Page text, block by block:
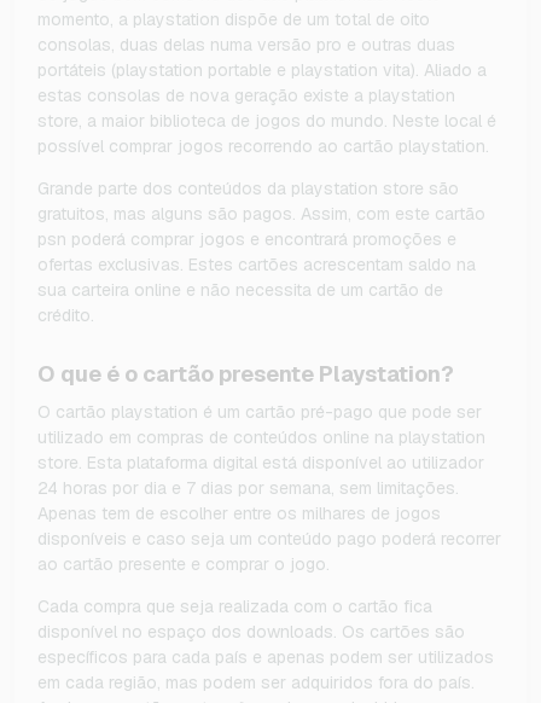
momento, a playstation dispõe de um total de oito
consolas, duas delas numa versão pro e outras duas
portáteis (playstation portable e playstation vita). Aliado a
estas consolas de nova geração existe a playstation
store, a maior biblioteca de jogos do mundo. Neste local é
possível comprar jogos recorrendo ao cartão playstation.
Grande parte dos conteúdos da playstation store são
gratuitos, mas alguns são pagos. Assim, com este cartão
psn poderá comprar jogos e encontrará promoções e
ofertas exclusivas. Estes cartões acrescentam saldo na
sua carteira online e não necessita de um cartão de
crédito.
O que é o cartão presente Playstation?
O cartão playstation é um cartão pré-pago que pode ser
utilizado em compras de conteúdos online na playstation
store. Esta plataforma digital está disponível ao utilizador
24 horas por dia e 7 dias por semana, sem limitações.
Apenas tem de escolher entre os milhares de jogos
disponíveis e caso seja um conteúdo pago poderá recorrer
ao cartão presente e comprar o jogo.
Cada compra que seja realizada com o cartão fica
disponível no espaço dos downloads. Os cartões são
específicos para cada país e apenas podem ser utilizados
em cada região, mas podem ser adquiridos fora do país.